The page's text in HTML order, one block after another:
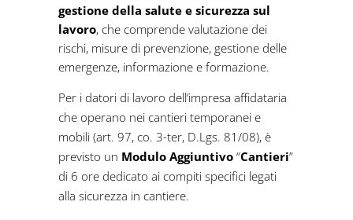
gestione della salute e sicurezza sul
lavoro, che comprende valutazione dei
rischi, misure di prevenzione, gestione delle
emergenze, informazione e formazione.
Per i datori di lavoro dell’impresa affidataria
che operano nei cantieri temporanei e
mobili (art. 97, co. 3-ter, D.Lgs. 81/08), è
previsto un Modulo Aggiuntivo “Cantieri”
di 6 ore dedicato ai compiti specifici legati
alla sicurezza in cantiere.